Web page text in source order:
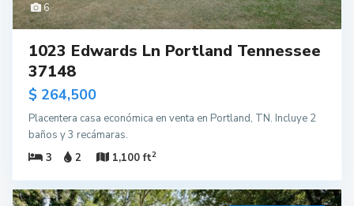
6
1023 Edwards Ln Portland Tennessee
37148
$ 264,500
Placentera casa económica en venta en Portland, TN. Incluye 2
baños y 3 recámaras.
3
2 1,100 ft2